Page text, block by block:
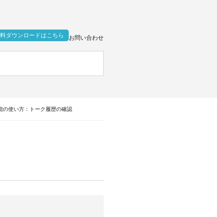
ダウンロードはこちら お問い合わせ
の使い方：トーク履歴の確認